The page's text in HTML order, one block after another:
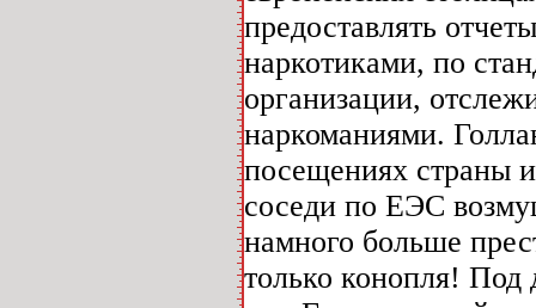
предоставлять
наркотиками, по
организации,
наркоманиями.
посещениях страны
соседи по ЕЭС
намного больше
только конопля! Под